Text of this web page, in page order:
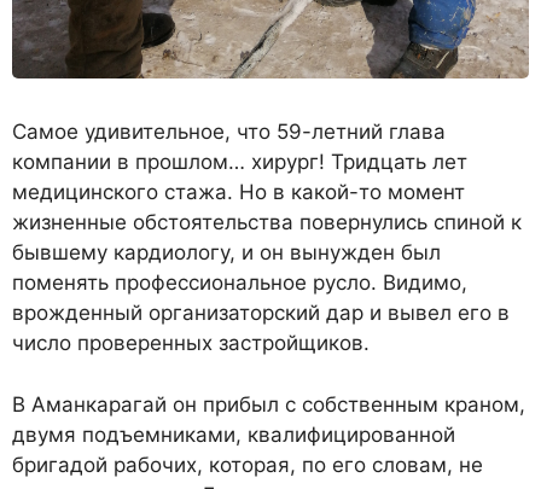
Самое удивительное, что 59-летний глава
компании в прошлом… хирург! Тридцать лет
медицинского стажа. Но в какой-то момент
жизненные обстоятельства повернулись спиной к
бывшему кардиологу, и он вынужден был
поменять профессиональное русло. Видимо,
врожденный организаторский дар и вывел его в
число проверенных застройщиков.
В Аманкарагай он прибыл с собственным краном,
двумя подъемниками, квалифицированной
бригадой рабочих, которая, по его словам, не